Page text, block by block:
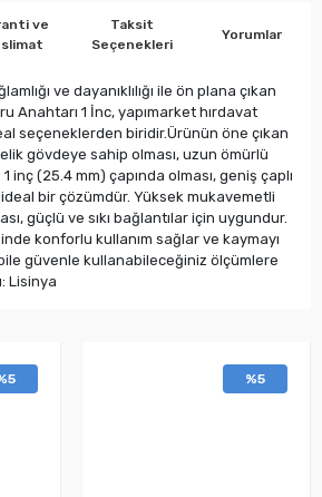
ve
Taksit
Seçenekleri
Yorumlar
ve dayanıklılığı ile ön plana çıkan
Anahtarı 1 İnc, yapımarket hırdavat
seçeneklerden biridir.Ürünün öne çıkan
gövdeye sahip olması, uzun ömürlü
inç (25.4 mm) çapında olması, geniş çaplı
bir çözümdür. Yüksek mukavemetli
güçlü ve sıkı bağlantılar için uygundur.
konforlu kullanım sağlar ve kaymayı
güvenle kullanabileceğiniz ölçümlere
Lisinya
%5